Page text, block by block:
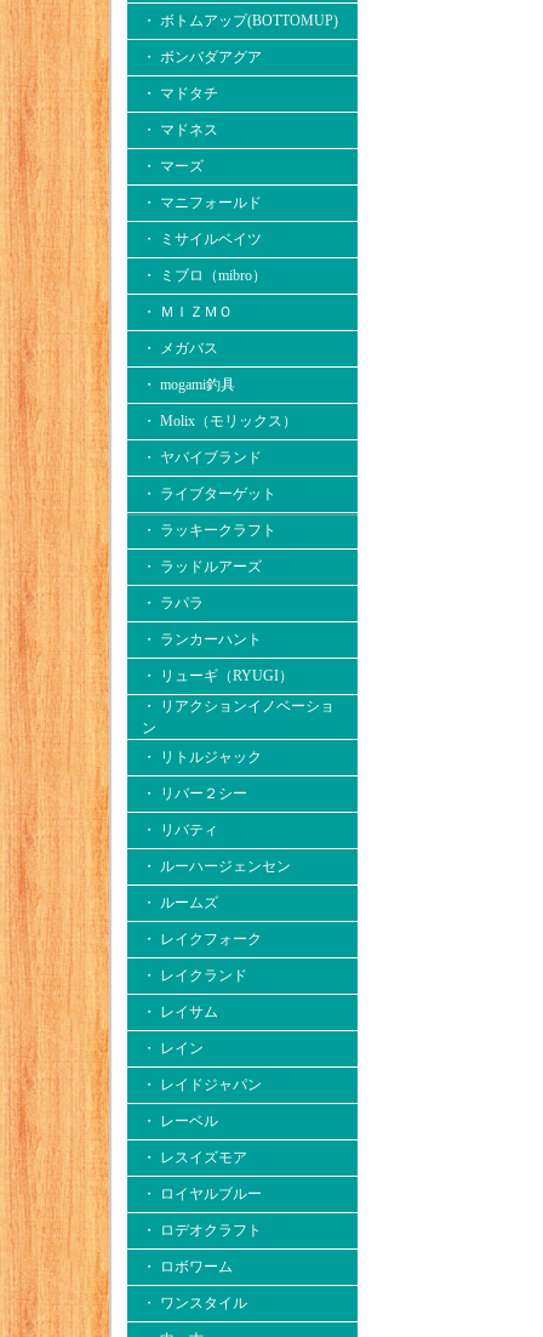
・ ボトムアップ(BOTTOMUP)
・ ボンバダアグア
・ マドタチ
・ マドネス
・ マーズ
・ マニフォールド
・ ミサイルベイツ
・ ミブロ（mibro）
・ ＭＩＺＭＯ
・ メガバス
・ mogami釣具
・ Molix（モリックス）
・ ヤバイブランド
・ ライブターゲット
・ ラッキークラフト
・ ラッドルアーズ
・ ラパラ
・ ランカーハント
・ リューギ（RYUGI）
・ リアクションイノベーショ
ン
・ リトルジャック
・ リバー２シー
・ リバティ
・ ルーハージェンセン
・ ルームズ
・ レイクフォーク
・ レイクランド
・ レイサム
・ レイン
・ レイドジャパン
・ レーベル
・ レスイズモア
・ ロイヤルブルー
・ ロデオクラフト
・ ロボワーム
・ ワンスタイル